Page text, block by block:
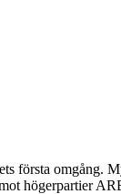
första omgång.
högerpartier